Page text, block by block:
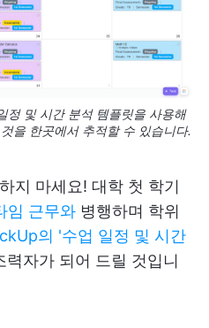
정 및 시간 분석 템플릿을 사용해
을 한곳에서 추적할 수 있습니다.
지 마세요! 대학 첫 학기
임 근무와 병행하며 학위
의 '수업 일정 및 시간
력자가 되어 드릴 것입니